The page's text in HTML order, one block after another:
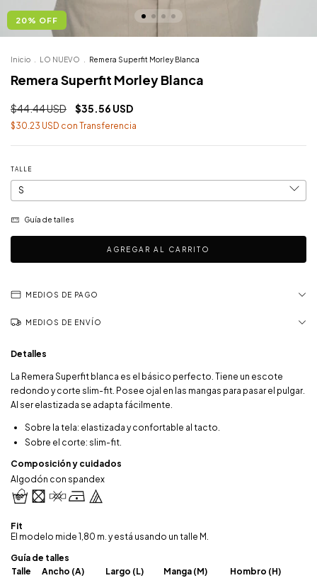
20% OFF
Inicio LO NUEVO Remera Superfit Morley Blanca
Remera Superfit Morley Blanca
$44.44 USD $35.56 USD
$30.23 USD con Transferencia
TALLE
Guía de talles
MEDIOS DE PAGO
MEDIOS DE ENVÍO
Detalles
La Remera Superfit blanca es el básico perfecto. Tiene un escote
redondo y corte slim-fit. Posee ojal en las mangas para pasar el pulgar.
Al ser elastizada se adapta fácilmente.
Sobre la tela: elastizada y confortable al tacto.
Sobre el corte: slim-fit.
Composición y cuidados
Algodón con spandex
Fit
El modelo mide 1,80 m. y está usando un talle M.
Guía de talles
Talle
Ancho (A) Largo (L) Manga (M)
Hombro (H)